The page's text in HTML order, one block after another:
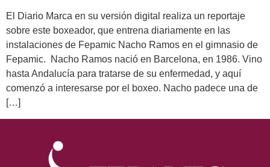
El Diario Marca en su versión digital realiza un reportaje
sobre este boxeador, que entrena diariamente en las
instalaciones de Fepamic Nacho Ramos en el gimnasio de
Fepamic. Nacho Ramos nació en Barcelona, en 1986. Vino
hasta Andalucía para tratarse de su enfermedad, y aquí
comenzó a interesarse por el boxeo. Nacho padece una de
[…]